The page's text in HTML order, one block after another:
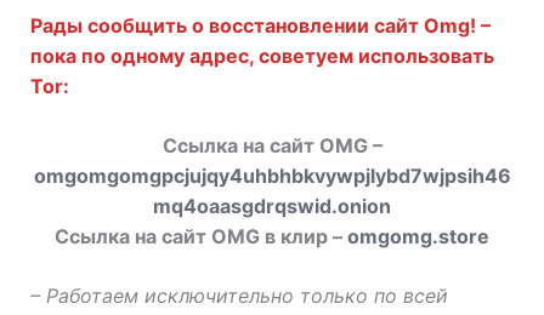
Рады сообщить о восстановлении сайт Omg! –
пока по одному адрес, советуем использовать
Tor:
Ссылка на сайт OMG –
omgomgomgpcjujqy4uhbhbkvywpjlybd7wjpsih46
mq4oaasgdrqswid.onion
Ссылка на сайт OMG в клир – omgomg.store
– Работаем исключительно только по всей